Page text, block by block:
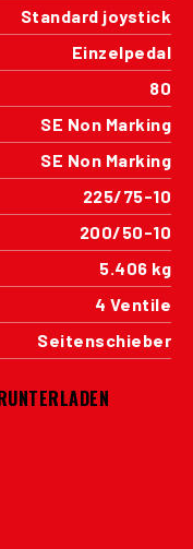
Standard joystick
Einzelpedal
80
SE Non Marking
SE Non Marking
225/75-10
200/50-10
5.406 kg
4 Ventile
Seitenschieber